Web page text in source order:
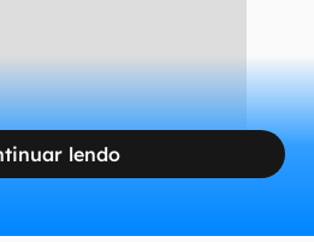
lendo